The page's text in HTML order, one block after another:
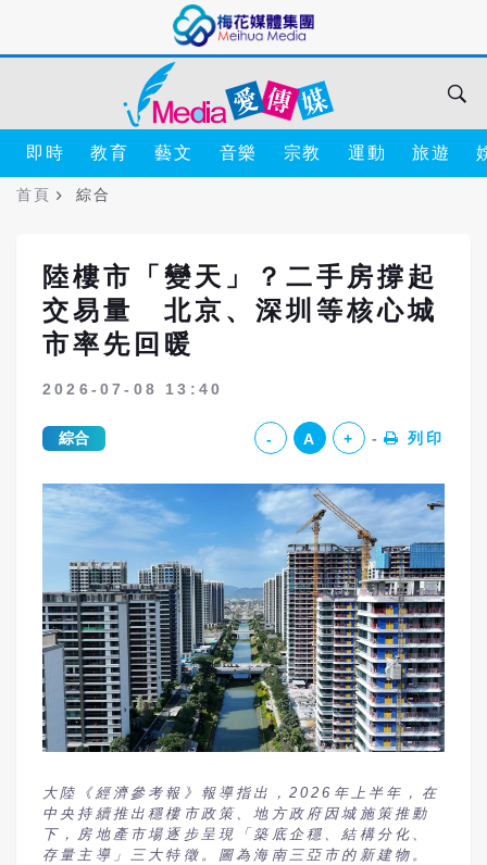
即時 教育 藝文 音樂 宗教 運動 旅遊
首頁 綜合
陸樓市「變天」？二手房撐起
交易量 北京、深圳等核心城
市率先回暖
2026-07-08 13:40
綜合 - A + 列印
大陸《經濟參考報》報導指出，2026年上半年，在
中央持續推出穩樓市政策、地方政府因城施策推動
下，房地產市場逐步呈現「築底企穩、結構分化、
存量主導」三大特徵。圖為海南三亞市的新建物。